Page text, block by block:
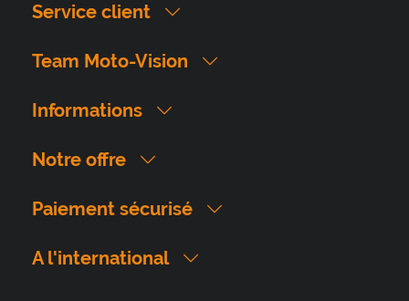
Service client
Team Moto-Vision
Informations
Notre offre
Paiement sécurisé
A l'international